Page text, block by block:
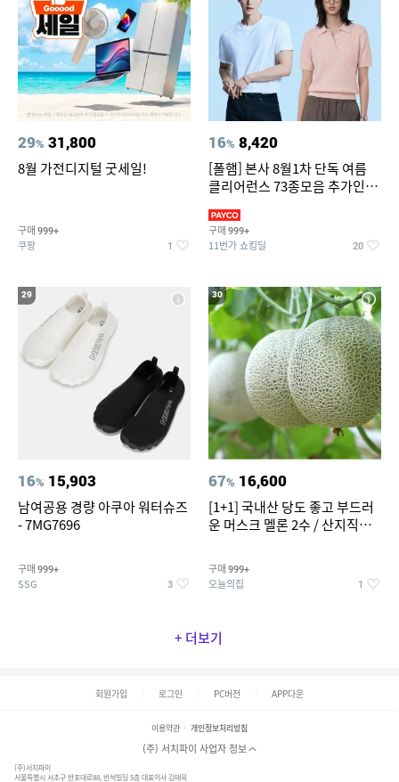
29% 31,800
8월 가전디지털 굿세일!
구매 999+
쿠팡 1
16% 8,420
[폴햄] 본사 8월1차 단독 여름
클리어런스 73종모음 추가인하
구매 999+
11번가 쇼킹딜 20
29
16% 15,903
남여공용 경량 아쿠아 워터슈즈
- 7MG7696
구매 999+
SSG 3
30
67% 16,600
[1+1] 국내산 당도 좋고 부드러
운 머스크 멜론 2수 / 산지직송 x
구매 999+
오늘의집 1
+ 더보기
회원가입 로그인 PC버전 APP다운
이용약관 개인정보처리방침
(주) 서치파이 사업자 정보
(주)서치파이
서울특별시 서초구 반포대로88, 반석빌딩 5층 대표이사 김태묵